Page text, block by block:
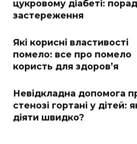
цукровому діабеті:
застереження
Які корисні властивості
помело: все про помело
користь для здоров’я
Невідкладна допомога
стенозі гортані у дітей:
діяти швидко?